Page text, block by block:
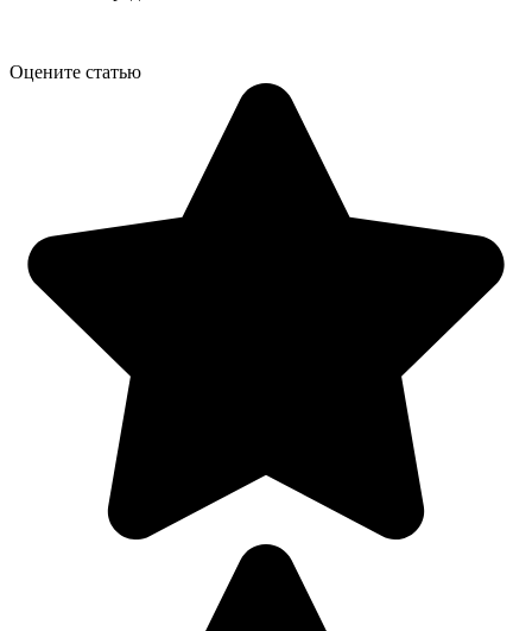
Оцените статью